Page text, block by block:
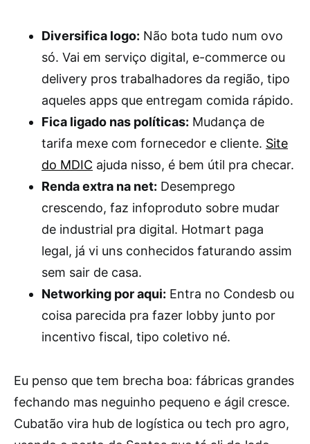
Diversifica logo: Não bota tudo num ovo
só. Vai em serviço digital, e-commerce ou
delivery pros trabalhadores da região, tipo
aqueles apps que entregam comida rápido.
Fica ligado nas políticas: Mudança de
tarifa mexe com fornecedor e cliente. Site
do MDIC ajuda nisso, é bem útil pra checar.
Renda extra na net: Desemprego
crescendo, faz infoproduto sobre mudar
de industrial pra digital. Hotmart paga
legal, já vi uns conhecidos faturando assim
sem sair de casa.
Networking por aqui: Entra no Condesb ou
coisa parecida pra fazer lobby junto por
incentivo fiscal, tipo coletivo né.
Eu penso que tem brecha boa: fábricas grandes
fechando mas neguinho pequeno e ágil cresce.
Cubatão vira hub de logística ou tech pro agro,